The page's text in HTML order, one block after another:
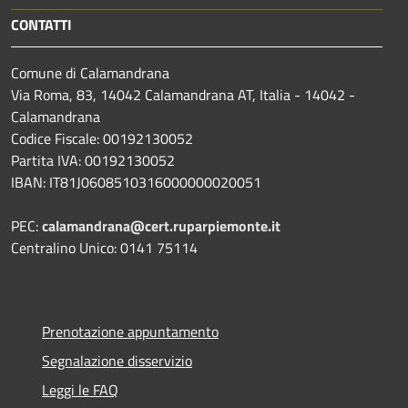
CONTATTI
Comune di Calamandrana
Via Roma, 83, 14042 Calamandrana AT, Italia - 14042 -
Calamandrana
Codice Fiscale: 00192130052
Partita IVA: 00192130052
IBAN: IT81J0608510316000000020051
PEC:calamandrana@cert.ruparpiemonte.it
Centralino Unico: 0141 75114
Prenotazione appuntamento
Segnalazione disservizio
Leggi le FAQ